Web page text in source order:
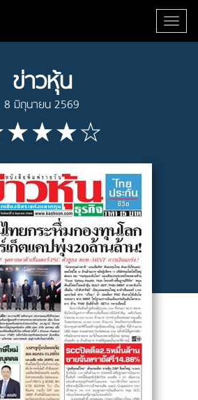
ข่าวหุ้น
8 มิถุนายน 2569